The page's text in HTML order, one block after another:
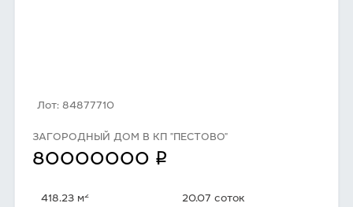
Лот: 84877710
ЗАГОРОДНЫЙ ДОМ В КП "ПЕСТОВО"
80000000 q
418.23 м2
20.07 соток